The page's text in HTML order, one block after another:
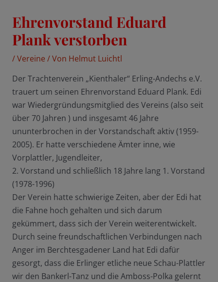
Ehrenvorstand Eduard
Plank verstorben
/Vereine / Von Helmut Luichtl
Der Trachtenverein „Kienthaler“ Erling-Andechs e.V.
trauert um seinen Ehrenvorstand Eduard Plank. Edi
war Wiedergründungsmitglied des Vereins (also seit
über 70 Jahren ) und insgesamt 46 Jahre
ununterbrochen in der Vorstandschaft aktiv (1959-
2005). Er hatte verschiedene Ämter inne, wie
Vorplattler, Jugendleiter,
2. Vorstand und schließlich 18 Jahre lang 1. Vorstand
(1978-1996)
Der Verein hatte schwierige Zeiten, aber der Edi hat
die Fahne hoch gehalten und sich darum
gekümmert, dass sich der Verein weiterentwickelt.
Durch seine freundschaftlichen Verbindungen nach
Anger im Berchtesgadener Land hat Edi dafür
gesorgt, dass die Erlinger etliche neue Schau-Plattler
wir den Bankerl-Tanz und die Amboss-Polka gelernt